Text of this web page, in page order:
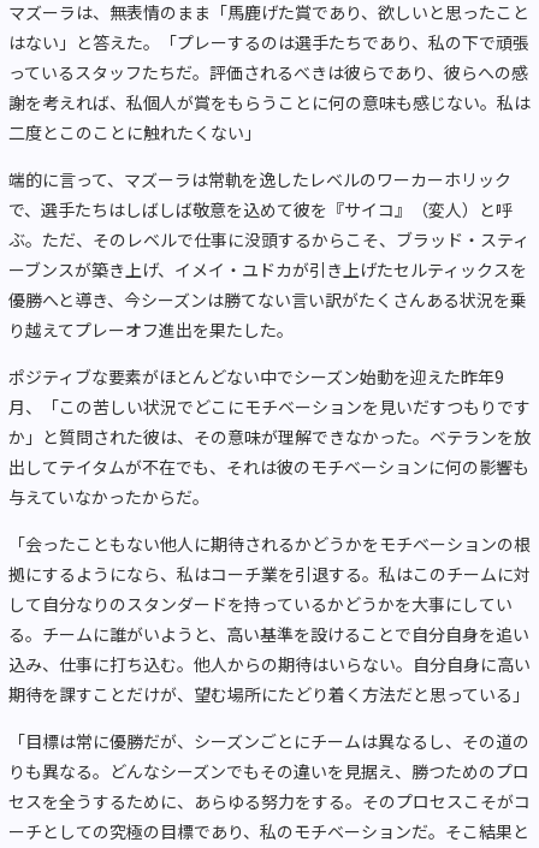
マズーラは、無表情のまま「馬鹿げた賞であり、欲しいと思ったこと
はない」と答えた。「プレーするのは選手たちであり、私の下で頑張
っているスタッフたちだ。評価されるべきは彼らであり、彼らへの感
謝を考えれば、私個人が賞をもらうことに何の意味も感じない。私は
二度とこのことに触れたくない」
端的に言って、マズーラは常軌を逸したレベルのワーカーホリック
で、選手たちはしばしば敬意を込めて彼を『サイコ』（変人）と呼
ぶ。ただ、そのレベルで仕事に没頭するからこそ、ブラッド・スティ
ーブンスが築き上げ、イメイ・ユドカが引き上げたセルティックスを
優勝へと導き、今シーズンは勝てない言い訳がたくさんある状況を乗
り越えてプレーオフ進出を果たした。
ポジティブな要素がほとんどない中でシーズン始動を迎えた昨年9
月、「この苦しい状況でどこにモチベーションを見いだすつもりです
か」と質問された彼は、その意味が理解できなかった。ベテランを放
出してテイタムが不在でも、それは彼のモチベーションに何の影響も
与えていなかったからだ。
「会ったこともない他人に期待されるかどうかをモチベーションの根
拠にするようになら、私はコーチ業を引退する。私はこのチームに対
して自分なりのスタンダードを持っているかどうかを大事にしてい
る。チームに誰がいようと、高い基準を設けることで自分自身を追い
込み、仕事に打ち込む。他人からの期待はいらない。自分自身に高い
期待を課すことだけが、望む場所にたどり着く方法だと思っている」
「目標は常に優勝だが、シーズンごとにチームは異なるし、その道の
りも異なる。どんなシーズンでもその違いを見据え、勝つためのプロ
セスを全うするために、あらゆる努力をする。そのプロセスこそがコ
ーチとしての究極の目標であり、私のモチベーションだ。そこ結果と